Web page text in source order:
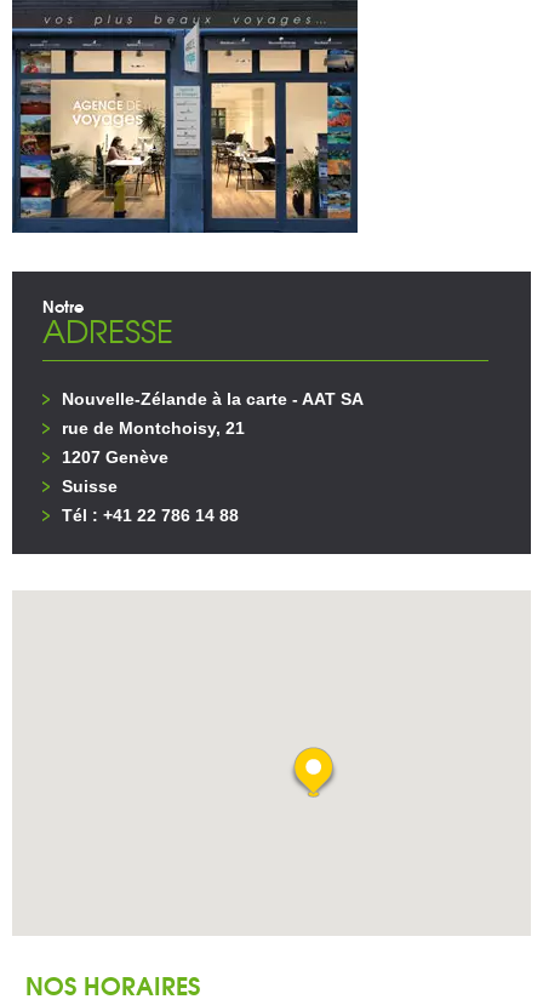
Notre
ADRESSE
Nouvelle-Zélande à la carte - AAT SA
rue de Montchoisy, 21
1207 Genève
Suisse
Tél : +41 22 786 14 88
NOS HORAIRES